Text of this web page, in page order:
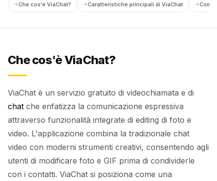
Che cos'è ViaChat? Caratteristiche principali di ViaChat Come
Che cos'è ViaChat?
ViaChat è un servizio gratuito di videochiamata e di
chat che enfatizza la comunicazione espressiva
attraverso funzionalità integrate di editing di foto e
video. L'applicazione combina la tradizionale chat
video con moderni strumenti creativi, consentendo agli
utenti di modificare foto e GIF prima di condividerle
con i contatti. ViaChat si posiziona come una